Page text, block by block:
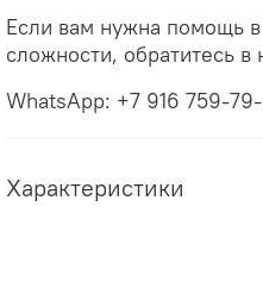
Если вам нужна помощь
сложности, обратитесь
WhatsApp: +7 916 759-
Характеристики